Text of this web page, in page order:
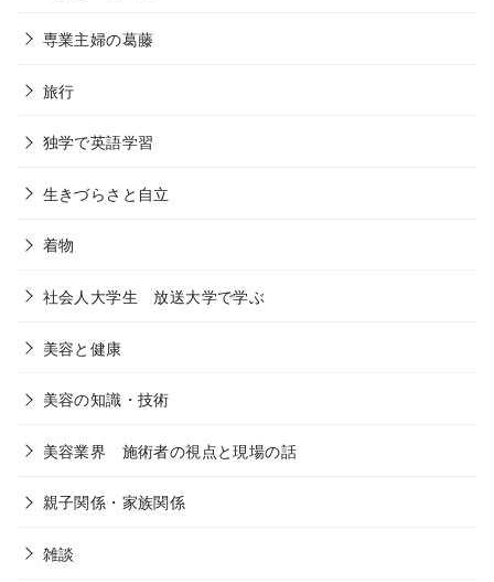
専業主婦の葛藤
旅行
独学で英語学習
生きづらさと自立
着物
社会人大学生 放送大学で学ぶ
美容と健康
美容の知識・技術
美容業界 施術者の視点と現場の話
親子関係・家族関係
雑談